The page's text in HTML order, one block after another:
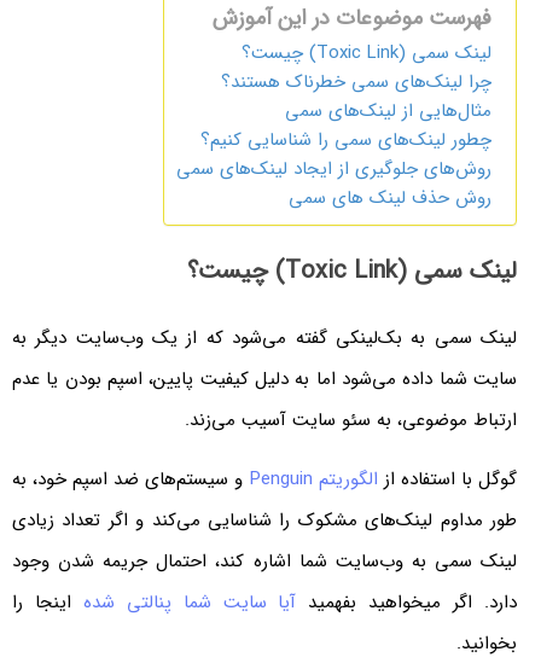
فهرست موضوعات در این آموزش
لینک سمی (Toxic Link) چیست؟
چرا لینک‌های سمی خطرناک هستند؟
مثال‌هایی از لینک‌های سمی
چطور لینک‌های سمی را شناسایی کنیم؟
روش‌های جلوگیری از ایجاد لینک‌های سمی
روش حذف لینک های سمی
لینک سمی (Toxic Link) چیست؟
لینک سمی به بک‌لینکی گفته می‌شود که از یک وب‌سایت دیگر به
سایت شما داده می‌شود اما به دلیل کیفیت پایین، اسپم بودن یا عدم
ارتباط موضوعی، به سئو سایت آسیب می‌زند.
گوگل با استفاده ازالگوریتم Penguin
و سیستم‌های ضد اسپم خود، به
طور مداوم لینک‌های مشکوک را شناسایی می‌کند و اگر تعداد زیادی
لینک سمی به وب‌سایت شما اشاره کند، احتمال جریمه شدن وجود
دارد. اگر میخواهید بفهمید آیا سایت شما پنالتی شدهاینجا را
بخوانید.